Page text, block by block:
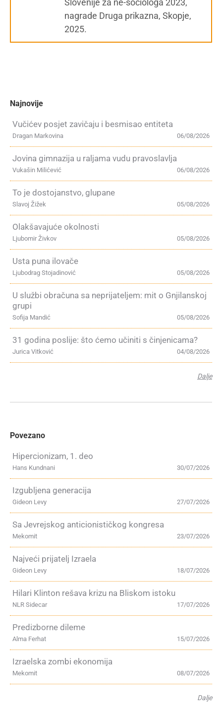
Slovenije za ne-sociologa 2023,
nagrade Druga prikazna, Skopje,
2025.
Najnovije
Vučićev posjet zavičaju i besmisao entiteta
06/08/2026
Dragan Markovina
Jovina gimnazija u raljama vudu pravoslavlja
06/08/2026
Vukašin Milićević
To je dostojanstvo, glupane
05/08/2026
Slavoj Žižek
Olakšavajuće okolnosti
05/08/2026
Ljubomir Živkov
Usta puna ilovače
05/08/2026
Ljubodrag Stojadinović
U službi obračuna sa neprijateljem: mit o Gnjilanskoj
grupi
05/08/2026
Sofija Mandić
31 godina poslije: što ćemo učiniti s činjenicama?
04/08/2026
Jurica Vitković
Dalje
Povezano
Hipercionizam, 1. deo
30/07/2026
Hans Kundnani
Izgubljena generacija
27/07/2026
Gideon Levy
Sa Jevrejskog anticionističkog kongresa
23/07/2026
Mekomit
Najveći prijatelj Izraela
18/07/2026
Gideon Levy
Hilari Klinton rešava krizu na Bliskom istoku
17/07/2026
NLR Sidecar
Predizborne dileme
15/07/2026
Alma Ferhat
Izraelska zombi ekonomija
08/07/2026
Mekomit
Dalje